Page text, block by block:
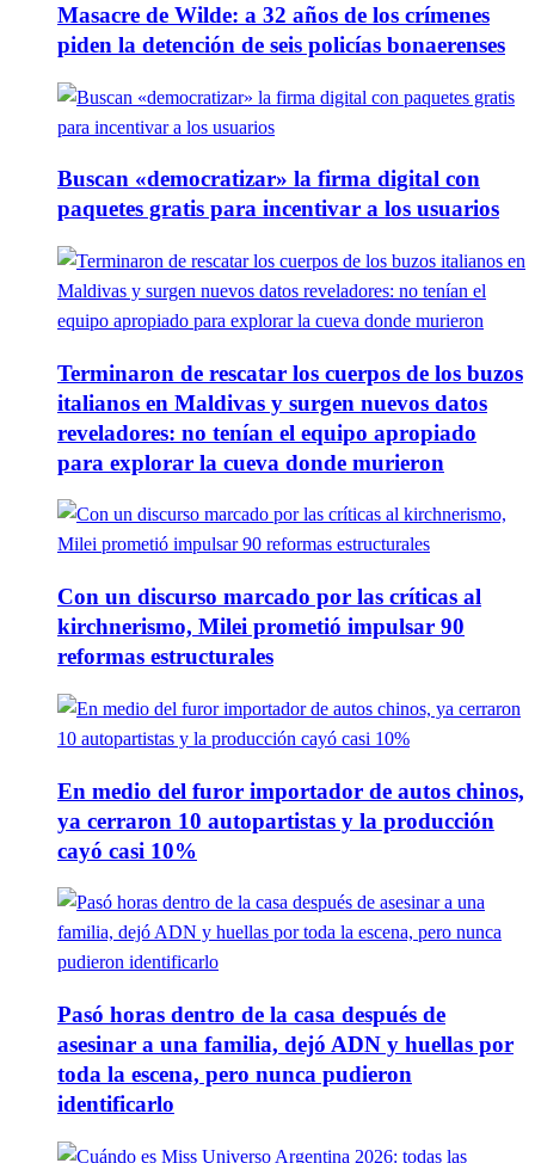
Masacre de Wilde: a 32 años de los crímenes
piden la detención de seis policías bonaerenses
Buscan «democratizar» la firma digital con
paquetes gratis para incentivar a los usuarios
Terminaron de rescatar los cuerpos de los buzos
italianos en Maldivas y surgen nuevos datos
reveladores: no tenían el equipo apropiado
para explorar la cueva donde murieron
Con un discurso marcado por las críticas al
kirchnerismo, Milei prometió impulsar 90
reformas estructurales
En medio del furor importador de autos chinos,
ya cerraron 10 autopartistas y la producción
cayó casi 10%
Pasó horas dentro de la casa después de
asesinar a una familia, dejó ADN y huellas por
toda la escena, pero nunca pudieron
identificarlo